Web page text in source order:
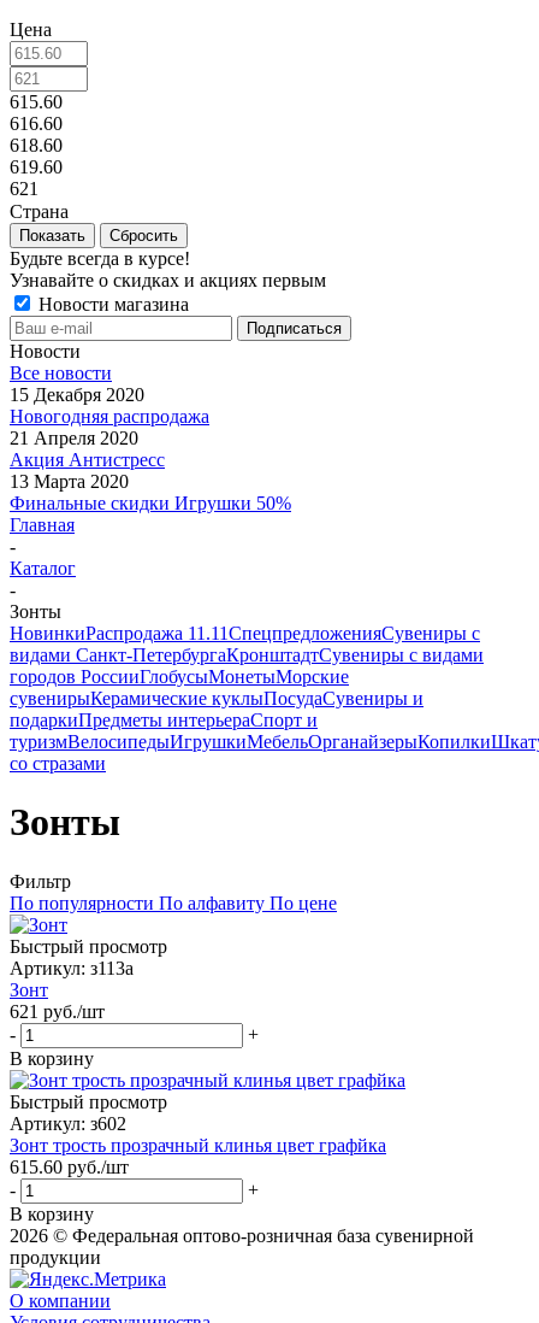
Цена
615.60
616.60
618.60
619.60
621
Страна
Сбросить
Будьте всегда в курсе!
Узнавайте о скидках и акциях первым
Новости магазина
Новости
Все новости
15 Декабря 2020
Новогодняя распродажа
21 Апреля 2020
Акция Антистресс
13 Марта 2020
Финальные скидки Игрушки 50%
Главная
-
Каталог
-
Зонты
НовинкиРаспродажа 11.11СпецпредложенияСувениры с
видами Санкт-ПетербургаКронштадтСувениры с видами
городов РоссииГлобусыМонетыМорские
сувенирыКерамические куклыПосудаСувениры и
подаркиПредметы интерьераСпорт и
туризмВелосипедыИгрушкиМебельОрганайзерыКопилки
со стразами
Зонты
Фильтр
По популярности По алфавиту По цене
Быстрый просмотр
Артикул: з113а
Зонт
621 руб./шт
-
+
В корзину
Быстрый просмотр
Артикул: з602
Зонт трость прозрачный клинья цвет графйка
615.60 руб./шт
-
+
В корзину
2026 © Федеральная оптово-розничная база сувенирной
продукции
О компании